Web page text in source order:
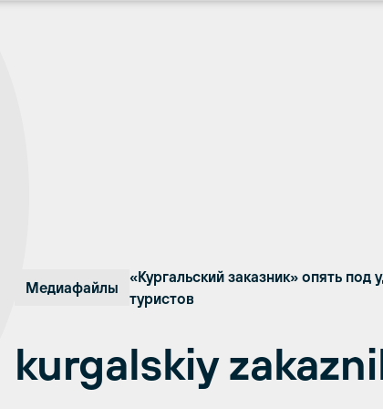
Медиафайлы
«Кургальский заказник» опять
туристов
kurgalskiy